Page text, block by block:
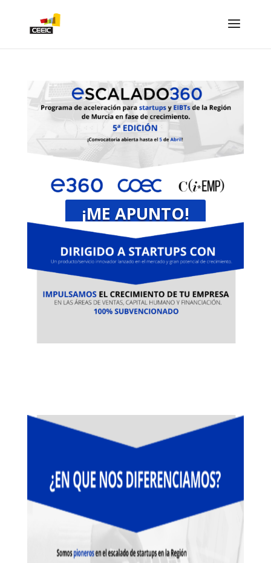
¡ME APUNTO!